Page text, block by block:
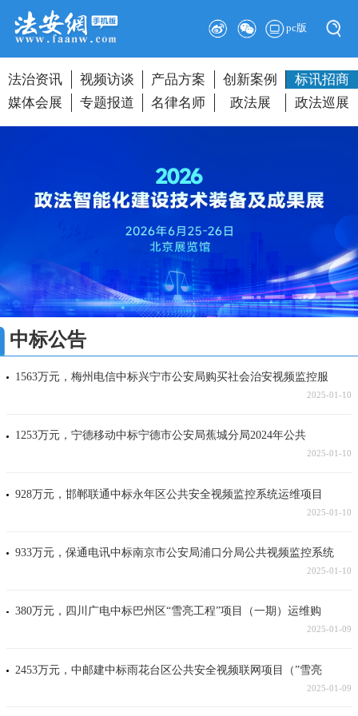
pc版
法治资讯 视频访谈 产品方案 创新案例
标讯招商
媒体会展
专题报道 名律名师 政法展 政法巡展
中标公告
1563万元，梅州电信中标兴宁市公安局购买社会治安视频监控服
2025-01-10
1253万元，宁德移动中标宁德市公安局蕉城分局2024年公共
2025-01-10
928万元，邯郸联通中标永年区公共安全视频监控系统运维项目
2025-01-10
933万元，保通电讯中标南京市公安局浦口分局公共视频监控系统
2025-01-10
380万元，四川广电中标巴州区“雪亮工程”项目（一期）运维购
2025-01-09
2453万元，中邮建中标雨花台区公共安全视频联网项目（”雪亮
2025-01-09